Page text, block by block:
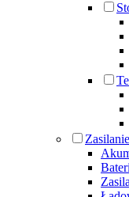
Zasilanie